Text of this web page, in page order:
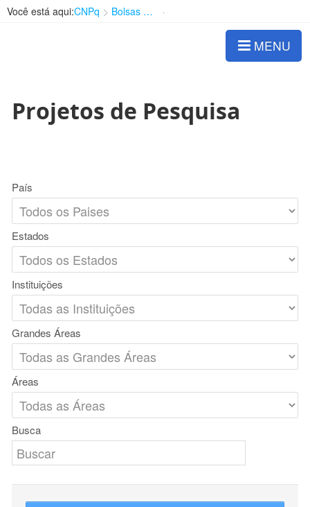
Você está aqui:CNPq Bolsas e Auxílios Vigentes
MENU
Projetos de Pesquisa
País
Estados
Instituições
Grandes Áreas
Áreas
Busca